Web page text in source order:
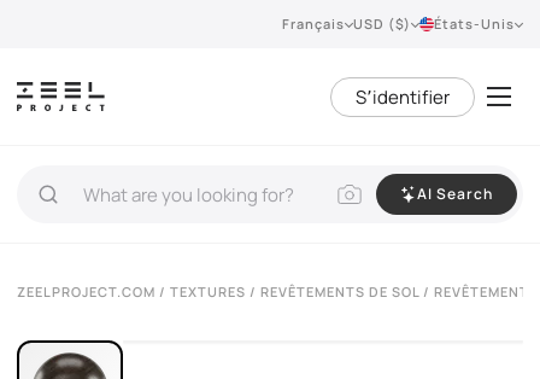
Français USD ($) États-Unis
S՚identifier
AI Search
ZEELPROJECT.COM / TEXTURES / REVÊTEMENTS DE SOL / REVÊTEMENT